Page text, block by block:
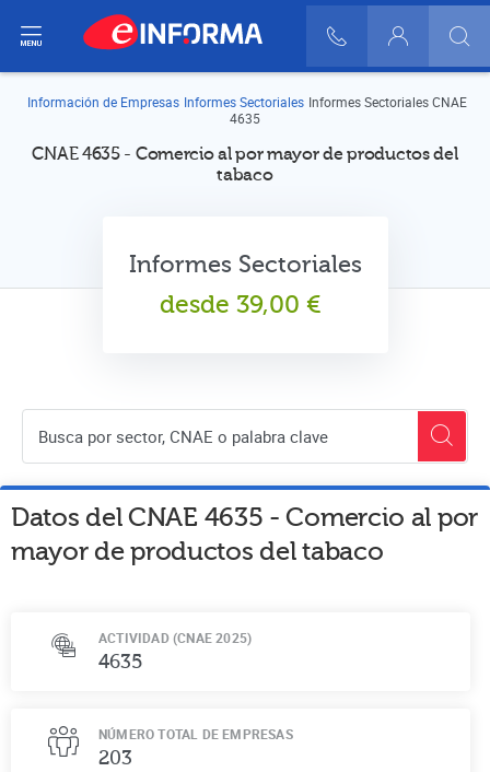
900 10 30 20
Login
Información de Empresas Informes Sectoriales Informes Sectoriales CNAE
4635
CNAE 4635 - Comercio al por mayor de productos del
tabaco
Informes Sectoriales
desde 39,00 €
Datos del CNAE 4635 -Comercio al por
mayor de productos del tabaco
ACTIVIDAD (CNAE 2025)
4635
NÚMERO TOTAL DE EMPRESAS
203